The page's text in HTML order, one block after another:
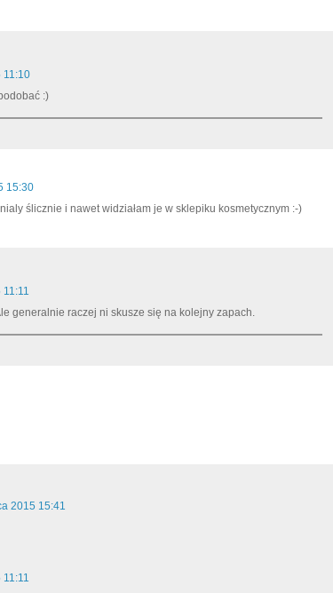
11:10
:)
15:30
ślicznie i nawet widziałam je w sklepiku kosmetycznym :-)
generalnie raczej ni skusze się na kolejny zapach.
2015 15:41